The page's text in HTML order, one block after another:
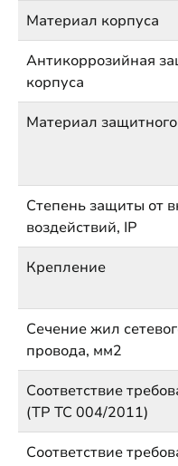
Материал корпуса
Антикоррозийная
корпуса
Материал защитного
Степень защиты от
воздействий, IP
Крепление
Сечение жил
провода, мм2
Соответствие
(ТР ТС 004/2011)
Соответствие